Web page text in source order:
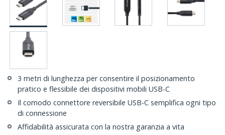
3 metri di lunghezza per consentire il posizionamento
pratico e flessibile dei dispositivi mobili USB-C
Il comodo connettore reversibile USB-C semplifica ogni tipo
di connessione
Affidabilità assicurata con la nostra garanzia a vita